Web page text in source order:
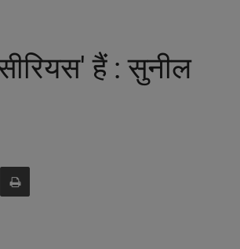
हैं : सुनील